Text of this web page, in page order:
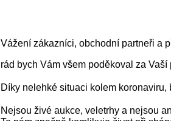
Vážení zákazníci, obchodní partneři a
rád bych Vám všem poděkoval za
Díky nelehké situaci kolem
Nejsou živé aukce, veletrhy a nejsou